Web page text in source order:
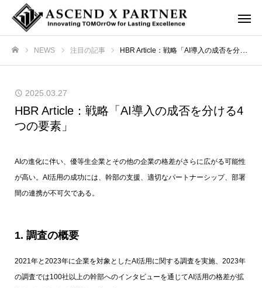
NEWS 注目の記事 HBR Article：戦略「AI導入の成否を分ける4つの要素」
2025.03.27
HBR Article：戦略「AI導入の成否を分ける4
つの要素」
AIの進化に伴い、優等生企業とその他の企業の格差がさらに広がる可能性
が高い。AI活用の成功には、幹部の支援、適切なパートナーシップ、部署
間の連携が不可欠である。
1. 調査の概要
2021年と2023年に企業を対象としたAI活用に関する調査を実施、2023年
の調査では100社以上の幹部へのインタビューを通じてAI活用の格差が拡